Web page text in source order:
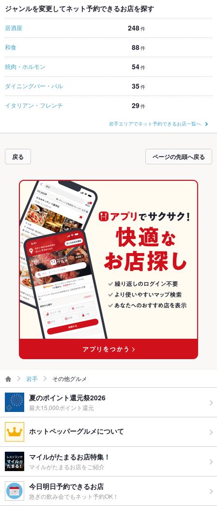
ジャンルを変更してネット予約できるお店を探す
居酒屋 248件
和食 88件
焼肉・ホルモン 54件
ダイニングバー・バル 35件
イタリアン・フレンチ 29件
岩手エリアでネット予約できるお店一覧へ
戻る ページの先頭へ戻る
岩手 その他グルメ
夏のポイント還元祭2026
最大15,000ポイント還元
ホットペッパーグルメについて
マイルがたまるお店特集！
マイルがたまるお店をご紹介
今日明日予約できるお店
急ぎの飲み会でもネット予約OK！